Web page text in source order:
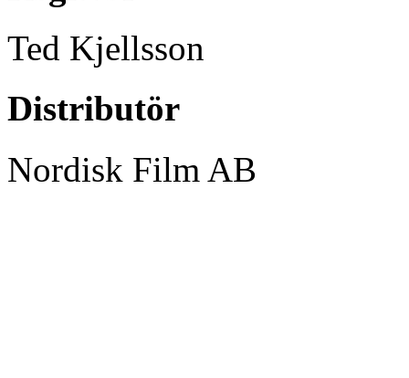
Ted Kjellsson
Distributör
Nordisk Film AB